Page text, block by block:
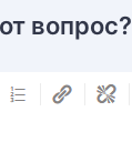
вопрос?